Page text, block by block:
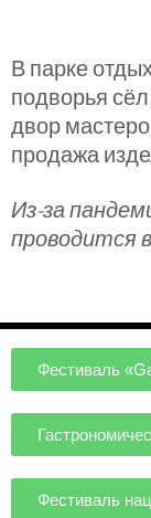
В парке
подворья
двор
продажа
Из-за
проводится
Фестиваль
Фестиваль